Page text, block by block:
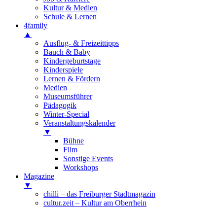
Kultur & Medien
Schule & Lernen
4family
▲
Ausflug- & Freizeittipps
Bauch & Baby
Kindergeburtstage
Kinderspiele
Lernen & Fördern
Medien
Museumsführer
Pädagogik
Winter-Special
Veranstaltungskalender
▼
Bühne
Film
Sonstige Events
Workshops
Magazine
▼
chilli – das Freiburger Stadtmagazin
cultur.zeit – Kultur am Oberrhein